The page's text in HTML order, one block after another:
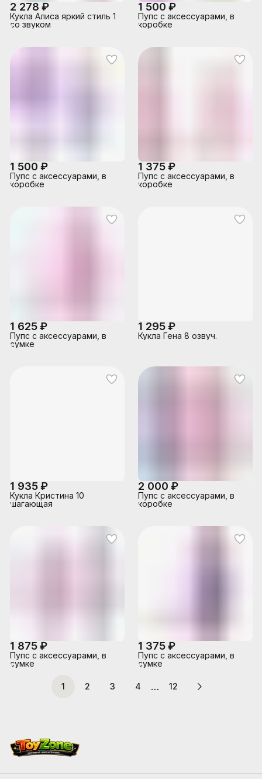
2 278 ₽
Кукла Алиса яркий стиль 1
со звуком
1 500 ₽
Пупс с аксессуарами, в
коробке
1 500 ₽
Пупс с аксессуарами, в
коробке
1 375 ₽
Пупс с аксессуарами, в
коробке
1 625 ₽
Пупс с аксессуарами, в
сумке
1 295 ₽
Кукла Гена 8 озвуч.
1 935 ₽
Кукла Кристина 10
шагающая
2 000 ₽
Пупс с аксессуарами, в
коробке
1 875 ₽
Пупс с аксессуарами, в
сумке
1 375 ₽
Пупс с аксессуарами, в
сумке
1 2 3 4 … 12